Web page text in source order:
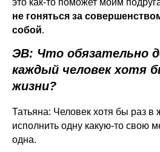
не гоняться за
собой.
ЭВ: Что обязательно
каждый человек хотя
жизни?
Татьяна: Человек хотя бы раз в
исполнить одну какую-то свою
одна.